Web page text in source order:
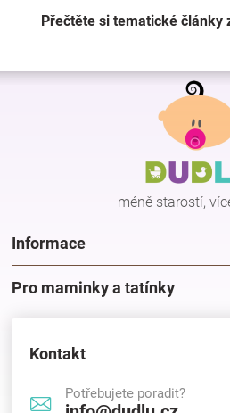
Přečtěte si tematické články
Z
méně starostí,
Informace
Pro maminky a tatínky
Kontakt
Potřebujete poradit?